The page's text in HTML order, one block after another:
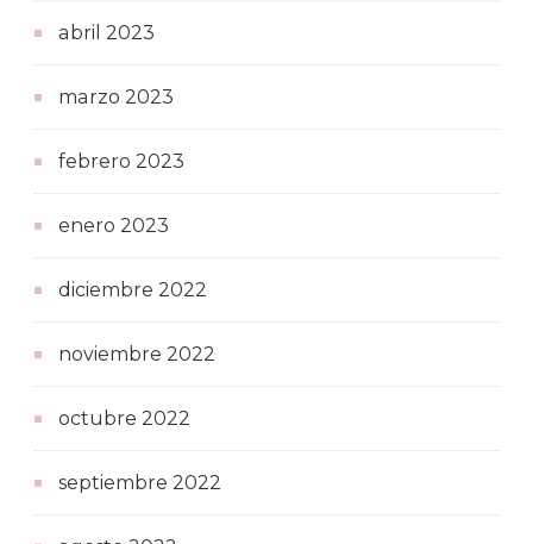
abril 2023
marzo 2023
febrero 2023
enero 2023
diciembre 2022
noviembre 2022
octubre 2022
septiembre 2022